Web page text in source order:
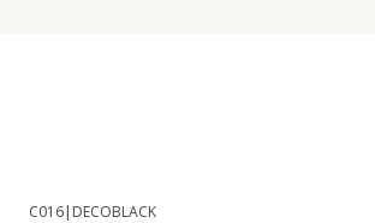
C016|DECOBLACK